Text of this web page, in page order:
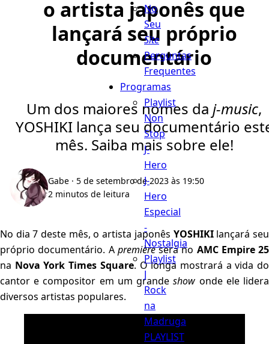
No
Seu
Site
Perguntas
Frequentes
Programas
Playlist
Non
Stop
J-
Hero
J-
Hero
Especial
-
Nostalgia
Playlist
J
Rock
na
Madruga
PLAYLIST
o artista japonês que
lançará seu próprio
documentário
Um dos maiores nomes da j-music,
YOSHIKI lança seu documentário
mês. Saiba mais sobre ele!
Gabe · 5 de setembro de 2023 às 19:50
2 minutos de leitura
No dia 7 deste mês, o artista japonês YOSHIKIlançará seu
próprio documentário. A premièreserá no AMC Empire 25
na Nova York Times Square. O longa mostrará a vida do
cantor e compositor em um grandeshow onde ele lidera
diversos artistas populares.